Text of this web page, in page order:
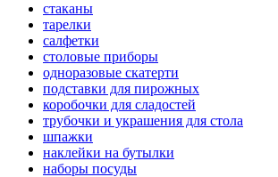
стаканы
тарелки
салфетки
столовые приборы
одноразовые скатерти
подставки для пирожных
коробочки для сладостей
трубочки и украшения для стола
шпажки
наклейки на бутылки
наборы посуды